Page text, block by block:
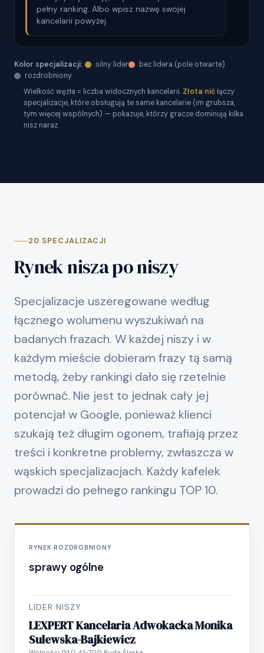
pełny ranking. Albo wpisz nazwę swojej
kancelarii powyżej.
Kolor specjalizacji: silny lider
bez lidera (pole otwarte)
rozdrobniony
Wielkość węzła = liczba widocznych kancelarii. Złota nićłączy
specjalizacje, które obsługują te same kancelarie (im grubsza,
tym więcej wspólnych) — pokazuje, którzy gracze dominują kilka
nisz naraz.
20 SPECJALIZACJI
Rynek nisza po niszy
Specjalizacje uszeregowane według
łącznego wolumenu wyszukiwań na
badanych frazach. W każdej niszy i w
każdym mieście dobieram frazy tą samą
metodą, żeby rankingi dało się rzetelnie
porównać. Nie jest to jednak cały jej
potencjał w Google, ponieważ klienci
szukają też długim ogonem, trafiają przez
treści i konkretne problemy, zwłaszcza w
wąskich specjalizacjach. Każdy kafelek
prowadzi do pełnego rankingu TOP 10.
RYNEK ROZDROBNIONY
sprawy ogólne
LIDER NISZY
LEXPERT Kancelaria Adwokacka Monika
Sulewska-Bajkiewicz